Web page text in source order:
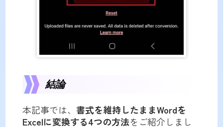
結論
本記事では、 書式を維持したままWordを
Excelに変換する4つの方法をご紹介しまし